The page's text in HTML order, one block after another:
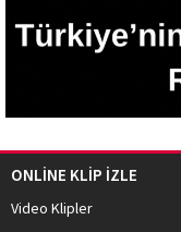
ONLİNE KLİP İZLE
Video Klipler